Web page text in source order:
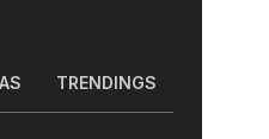
TRENDINGS